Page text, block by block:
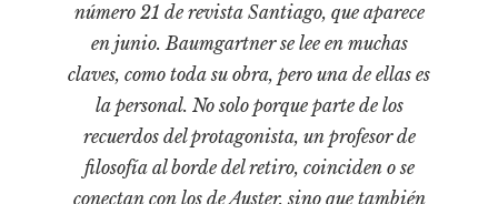
Historia material de los libros
Lagunas mentales
Libros usados
Literatura
número 21 de revista Santiago, que aparece
en junio. Baumgartner se lee en muchas
claves, como toda su obra, pero una de ellas es
la personal. No solo porque parte de los
recuerdos del protagonista, un profesor de
filosofía al borde del retiro, coinciden o se
conectan con los de Auster, sino que también